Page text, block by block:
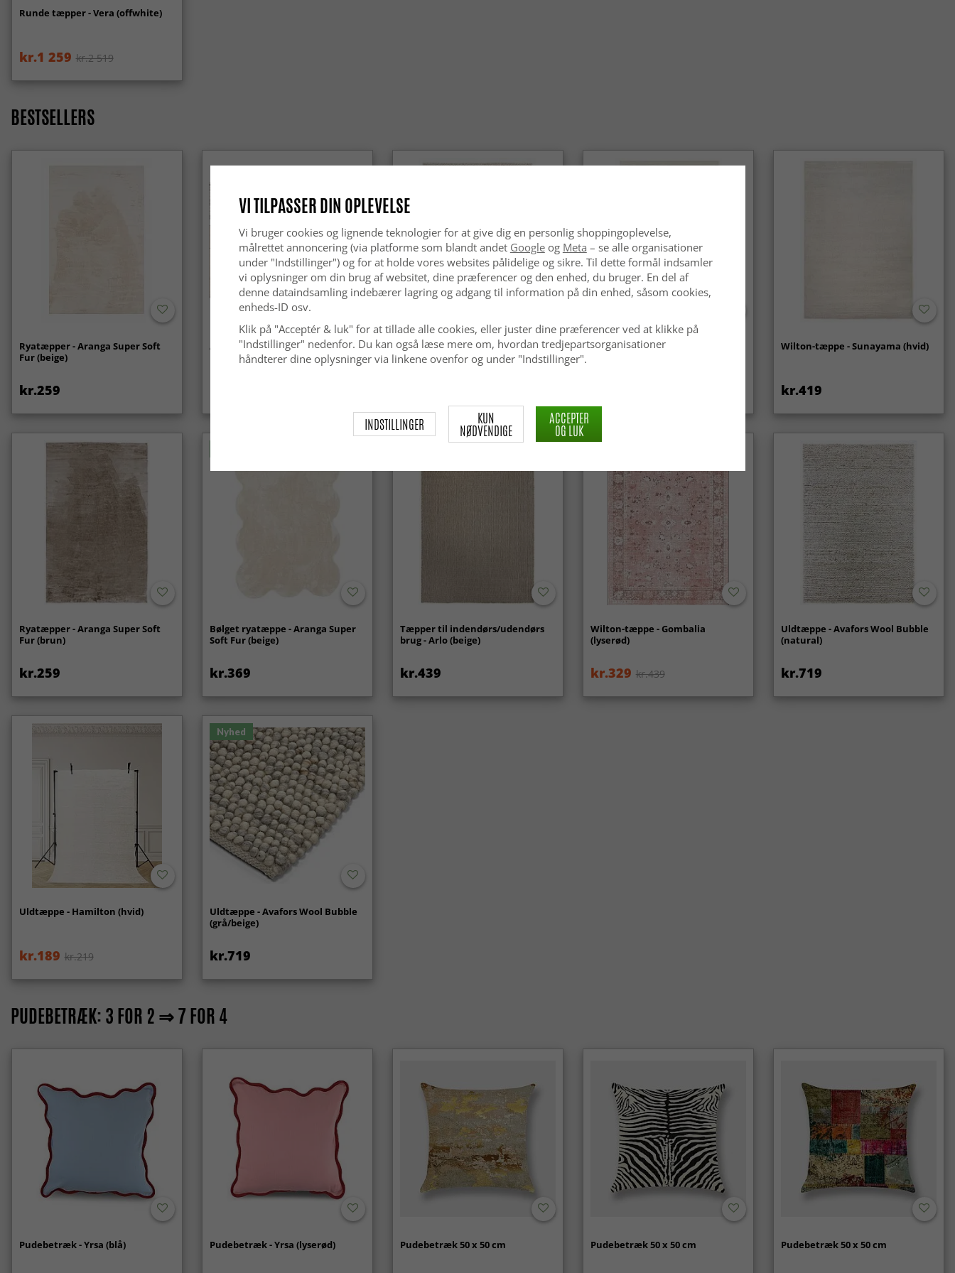
Ja, den tætte og høje luv fungerer som et isolerende lag, der gør gulvet
mere behageligt at gå på og giver en varmere fornemmelse i rummet.
Med enkel pleje føles tæppet fortsat blødt og bidrager til et stilfuldt og
indbydende hjem år efter år.
Runde tæpper - Vera (offwhite)
kr.1 259 kr.2 519
BESTSELLERS
Ryatæpper - Aranga Super Soft
Fur (beige)
kr.259
Anti-slip/Skridsikker
Uldtæppe - Avafors Wool Bubble
(beige)
Uldtæppe - Coastal (creme) Wilton-tæppe - Sunayama (hvid)
kr.419
Ryatæpper - Aranga Super Soft
Fur (brun)
kr.259
Bølget ryatæppe - Aranga Super
Soft Fur (beige)
kr.369
Tæpper til indendørs/udendørs
brug - Arlo (beige)
kr.439
Wilton-tæppe - Gombalia
(lyserød)
kr.329 kr.439
Uldtæppe - Avafors Wool Bubble
(natural)
kr.719
Uldtæppe - Hamilton (hvid)
kr.189 kr.219
Nyhed
Uldtæppe - Avafors Wool Bubble
(grå/beige)
kr.719
PUDEBETRÆK: 3 FOR 2 ⇒ 7 FOR 4
Pudebetræk - Yrsa (blå) Pudebetræk - Yrsa (lyserød) Pudebetræk 50 x 50 cm Pudebetræk 50 x 50 cm Pudebetræk 50 x 50 cm
VI TILPASSER DIN OPLEVELSE
Vi bruger cookies og lignende teknologier for at give dig en personlig shoppingoplevelse,
målrettet annoncering (via platforme som blandt andet Googleog Meta – se alle organisationer
under "Indstillinger") og for at holde vores websites pålidelige og sikre. Til dette formål indsamler
vi oplysninger om din brug af websitet, dine præferencer og den enhed, du bruger. En del af
denne dataindsamling indebærer lagring og adgang til information på din enhed, såsom cookies,
enheds-ID osv.
Klik på "Acceptér & luk" for at tillade alle cookies, eller juster dine præferencer ved at klikke på
"Indstillinger" nedenfor. Du kan også læse mere om, hvordan tredjepartsorganisationer
håndterer dine oplysninger via linkene ovenfor og under "Indstillinger".
INDSTILLINGER KUN
NØDVENDIGE
ACCEPTER
OG LUK